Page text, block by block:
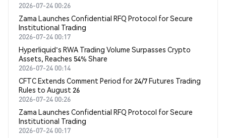
2026-07-24 00:26
Zama Launches Confidential RFQ Protocol for Secure
Institutional Trading
2026-07-24 00:17
Hyperliquid's RWA Trading Volume Surpasses Crypto
Assets, Reaches 54% Share
2026-07-24 00:14
CFTC Extends Comment Period for 24/7 Futures Trading
Rules to August 26
2026-07-24 00:26
Zama Launches Confidential RFQ Protocol for Secure
Institutional Trading
2026-07-24 00:17